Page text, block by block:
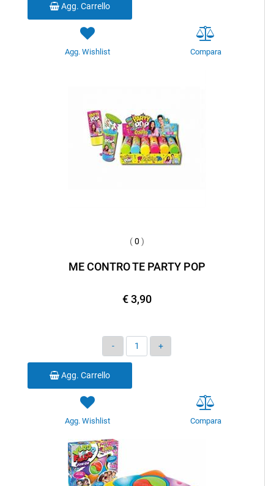
Agg. Carrello
Agg. Wishlist Compara
(0 )
ME CONTRO TE PARTY POP
€ 3,90
Quantità
Agg. Carrello
Agg. Wishlist Compara